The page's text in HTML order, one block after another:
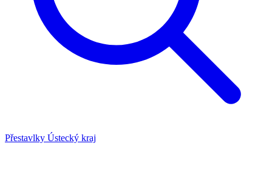
Přestavlky Ústecký kraj